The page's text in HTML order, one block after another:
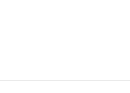
Wyzwania
reklama i
pokolenie